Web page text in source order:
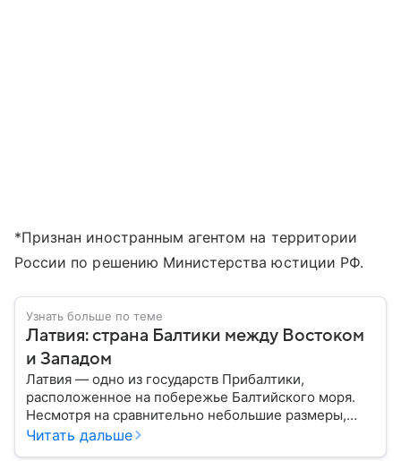
*Признан иностранным агентом на территории
России по решению Министерства юстиции РФ.
Узнать больше по теме
Латвия: страна Балтики между Востоком
и Западом
Латвия — одно из государств Прибалтики,
расположенное на побережье Балтийского моря.
Несмотря на сравнительно небольшие размеры,
сегодня страна играет весьма заметную роль в
Читать дальше